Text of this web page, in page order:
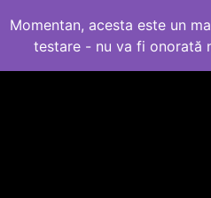
Momentan, acesta este un
testare - nu va fi onorată